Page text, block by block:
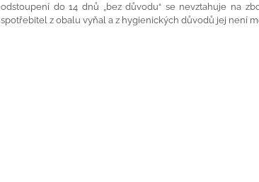
odstoupení do 14 dnů „bez důvodu“ se nevztahuje na
spotřebitel z obalu vyňal a z hygienických důvodů jej není